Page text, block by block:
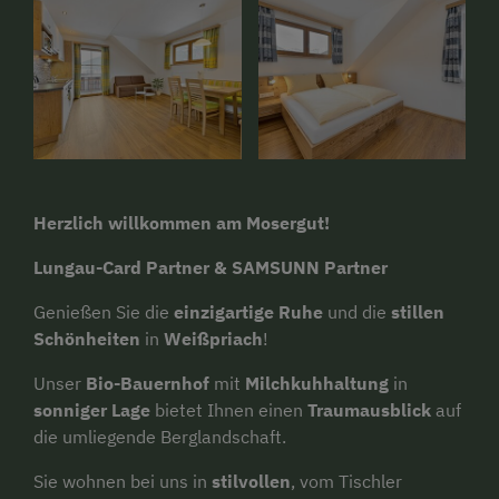
Herzlich willkommen am Mosergut!
Lungau-Card Partner & SAMSUNN Partner
Genießen Sie die einzigartige Ruhe und die stillen
Schönheiten in Weißpriach!
Unser Bio-Bauernhof mit Milchkuhhaltung in
sonniger Lage bietet Ihnen einen Traumausblick auf
die umliegende Berglandschaft.
Sie wohnen bei uns in stilvollen, vom Tischler